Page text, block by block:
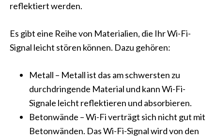
reflektiert werden.
Es gibt eine Reihe von Materialien, die Ihr Wi-Fi-
Signal leicht stören können. Dazu gehören:
Metall – Metall ist das am schwersten zu
durchdringende Material und kann Wi-Fi-
Signale leicht reflektieren und absorbieren.
Betonwände – Wi-Fi verträgt sich nicht gut mit
Betonwänden. Das Wi-Fi-Signal wird von den